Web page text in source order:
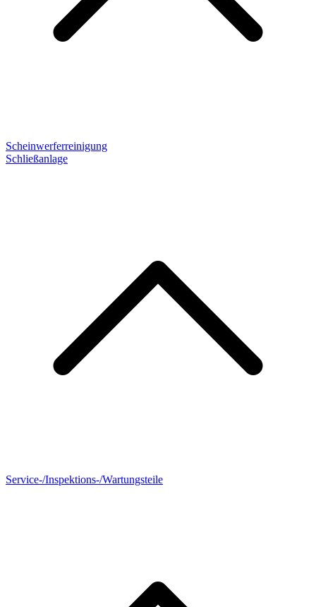
Scheinwerferreinigung
Schließanlage
Service-/Inspektions-/Wartungsteile